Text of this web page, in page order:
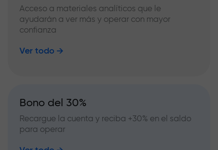
Acceso a materiales analíticos que le
ayudarán a ver más y operar con mayor
confianza
Ver todo
Bono del 30%
Recargue la cuenta y reciba +30% en el saldo
para operar